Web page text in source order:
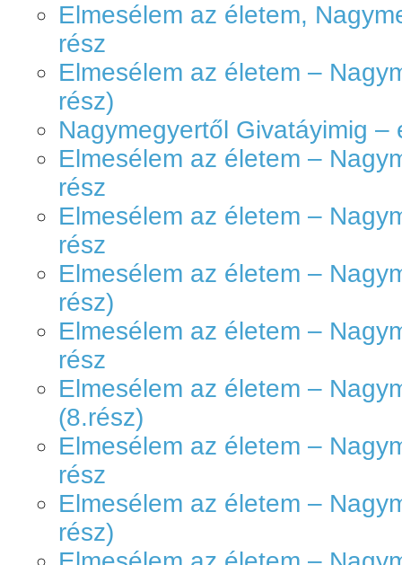
Elmesélem az életem,
rész
Elmesélem az életem –
rész)
Nagymegyertől Givatáyimig
Elmesélem az életem –
rész
Elmesélem az életem –
rész
Elmesélem az életem –
rész)
Elmesélem az életem –
rész
Elmesélem az életem –
(8.rész)
Elmesélem az életem –
rész
Elmesélem az életem –
rész)